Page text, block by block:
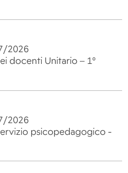
2026
docenti Unitario – 1°
2026
psicopedagogico -